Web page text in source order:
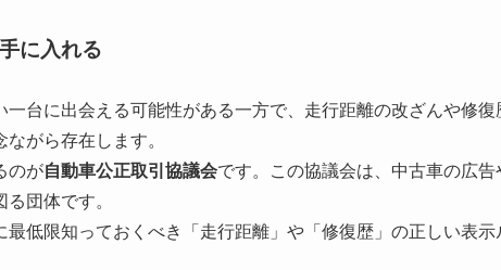
に入れる
台に出会える可能性がある一方で、走行距離の改ざんや修復
がら存在します。
のが自動車公正取引協議会です。この協議会は、中古車の広告
団体です。
低限知っておくべき「走行距離」や「修復歴」の正しい表示